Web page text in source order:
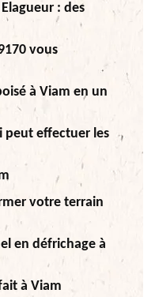
: des
vous
à Viam en un
peut effectuer les
votre terrain
en défrichage à
à Viam